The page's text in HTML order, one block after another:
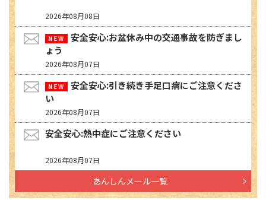
2026年08月08日
安全安心:お盆休み中の交通事故を防ぎまし
ょう
2026年08月07日
安全安心:引き続き手足口病にご注意くださ
い
2026年08月07日
安全安心:熱中症にご注意ください
2026年08月07日
あんしんメール一覧